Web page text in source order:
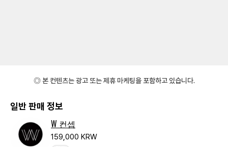
◎ 본 컨텐츠는 광고 또는 제휴 마케팅을 포함하고 있습니다.
일반 판매 정보
W 컨셉
159,000 KRW